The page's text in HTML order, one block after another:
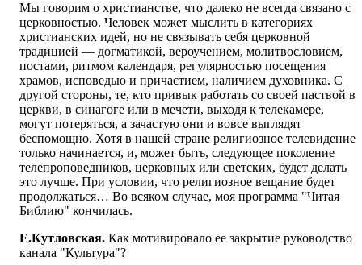
Мы говорим о христианстве, что далеко не всегда связано с
церковностью. Человек может мыслить в категориях
христианских идей, но не связывать себя церковной
традицией — догматикой, вероучением, молитвословием,
постами, ритмом календаря, регулярностью посещения
храмов, исповедью и причастием, наличием духовника. С
другой стороны, те, кто привык работать со своей паствой в
церкви, в синагоге или в мечети, выходя к телекамере,
могут потеряться, а зачастую они и вовсе выглядят
беспомощно. Хотя в нашей стране религиозное телевидение
только начинается, и, может быть, следующее поколение
телепроповедников, церковных или светских, будет делать
это лучше. При условии, что религиозное вещание будет
продолжаться… Во всяком случае, моя программа "Читая
Библию" кончилась.
Е.Кутловская. Как мотивировало ее закрытие руководство
канала "Культура"?